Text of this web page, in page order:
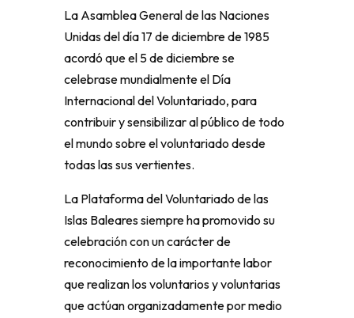
La Asamblea General de las Naciones
Unidas del día 17 de diciembre de 1985
acordó que el 5 de diciembre se
celebrase mundialmente el Día
Internacional del Voluntariado, para
contribuir y sensibilizar al público de todo
el mundo sobre el voluntariado desde
todas las sus vertientes.
La Plataforma del Voluntariado de las
Islas Baleares siempre ha promovido su
celebración con un carácter de
reconocimiento de la importante labor
que realizan los voluntarios y voluntarias
que actúan organizadamente por medio